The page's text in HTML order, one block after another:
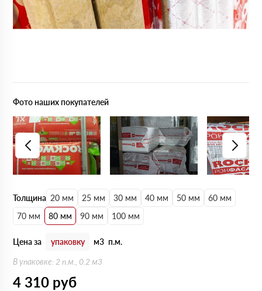
Толщина 20 мм 25 мм 30 мм 40 мм 50 мм
60 мм
70 мм
80 мм 90 мм 100 мм
Цена за упаковку м3 п.м.
В упаковке: 2 п.м., 0.2 м3
4 310 руб
Фото наших покупателей